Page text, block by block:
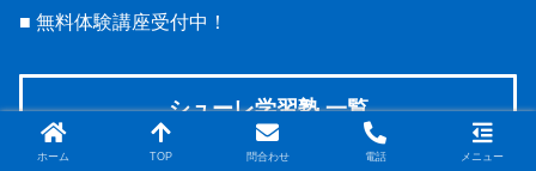
■ 無料体験講座受付中！
シューレ学習塾 一覧
ホーム TOP 問合わせ 電話 メニュー